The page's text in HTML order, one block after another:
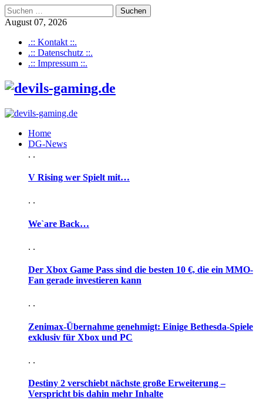
Suchen
nach:
August 07, 2026
.:: Kontakt ::.
.:: Datenschutz ::.
.:: Impressum ::.
Home
DG-News
. .
V Rising wer Spielt mit…
. .
We`are Back…
. .
Der Xbox Game Pass sind die besten 10 €, die ein MMO-
Fan gerade investieren kann
. .
Zenimax-Übernahme genehmigt: Einige Bethesda-Spiele
exklusiv für Xbox und PC
. .
Destiny 2 verschiebt nächste große Erweiterung –
Verspricht bis dahin mehr Inhalte